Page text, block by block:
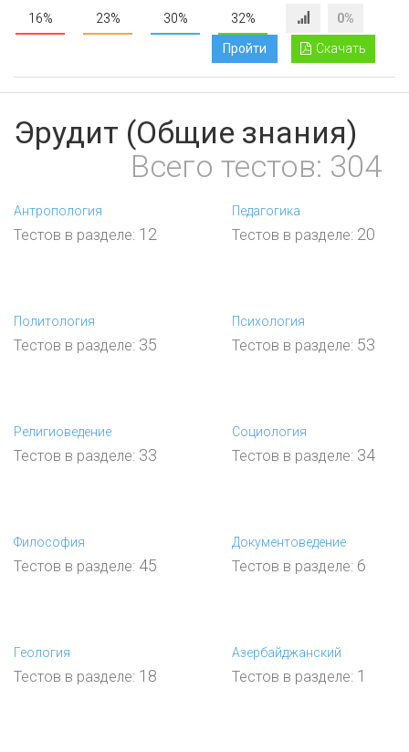
16% 23% 30% 32% 0%
Скачать
Пройти
Эрудит (Общие знания)
Всего тестов: 304
Антропология
Тестов в разделе: 12
Педагогика
Тестов в разделе: 20
Политология
Тестов в разделе: 35
Психология
Тестов в разделе: 53
Религиоведение
Тестов в разделе: 33
Социология
Тестов в разделе: 34
Философия
Тестов в разделе: 45
Документоведение
Тестов в разделе: 6
Геология
Тестов в разделе: 18
Азербайджанский
Тестов в разделе: 1